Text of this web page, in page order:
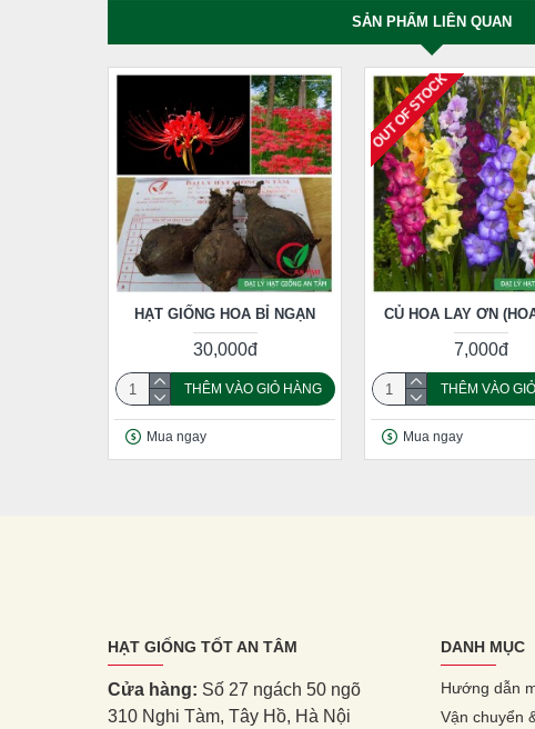
SẢN PHẨM LIÊN QUAN
HẠT GIỐNG HOA BỈ NGẠN
30,000đ
THÊM VÀO GIỎ HÀNG
Mua ngay
OUT OF STOCK
CỦ HOA LAY ƠN
7,000đ
THÊM VÀO
Mua ngay
HẠT GIỐNG TỐT AN TÂM
Cửa hàng: Số 27 ngách 50 ngõ
310 Nghi Tàm, Tây Hồ, Hà Nội
DANH MỤC
Hướng dẫn
Vận chuyển